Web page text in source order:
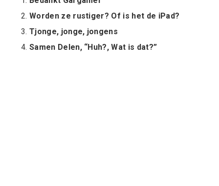
Worden ze rustiger? Of is het de iPad?
Tjonge, jonge, jongens
Samen Delen, “Huh?, Wat is dat?”